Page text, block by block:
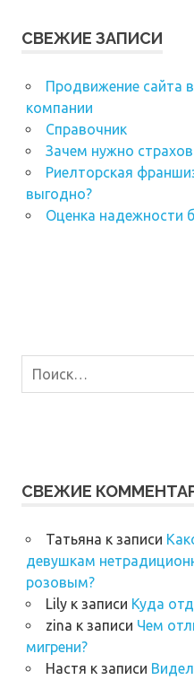
СВЕЖИЕ ЗАПИСИ
Продвижение сайта
компании
Справочник
Зачем нужно
Риелторская
выгодно?
Оценка надежности
СВЕЖИЕ
Татьяна к записи
девушкам
розовым?
Lilyк записи Куда
zina к записи Чем
мигрени?
Настя к записи